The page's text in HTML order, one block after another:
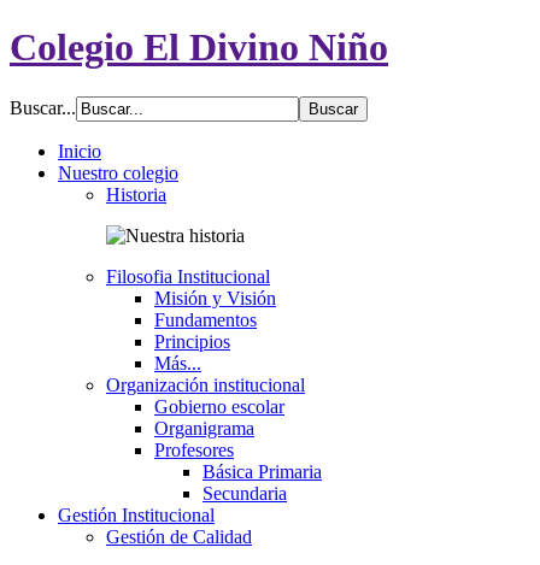
Colegio El Divino Niño
Buscar...
Inicio
Nuestro colegio
Historia
Filosofia Institucional
Misión y Visión
Fundamentos
Principios
Más...
Organización institucional
Gobierno escolar
Organigrama
Profesores
Básica Primaria
Secundaria
Gestión Institucional
Gestión de Calidad